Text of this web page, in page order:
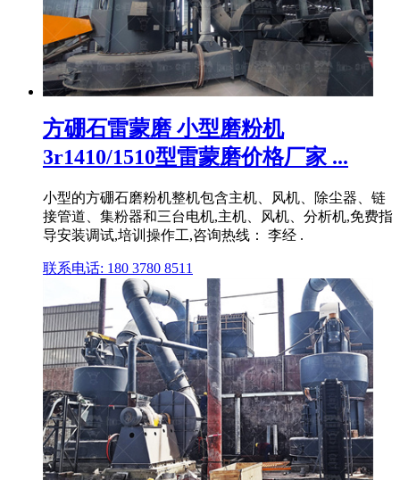
方硼石雷蒙磨 小型磨粉机
3r1410/1510型雷蒙磨价格厂家 ...
小型的方硼石磨粉机整机包含主机、风机、除尘器、链
接管道、集粉器和三台电机,主机、风机、分析机,免费指
导安装调试,培训操作工,咨询热线： 李经 .
联系电话: 180 3780 8511